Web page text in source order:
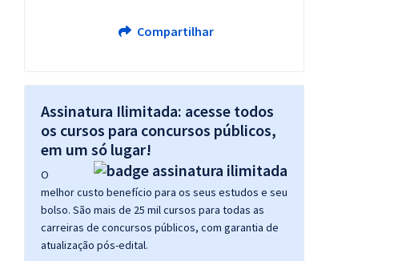
Compartilhar
Assinatura Ilimitada: acesse todos
os cursos para concursos públicos,
em um só lugar!
O
melhor custo benefício para os seus estudos e seu
bolso. São mais de 25 mil cursos para todas as
carreiras de concursos públicos, com garantia de
atualização pós-edital.